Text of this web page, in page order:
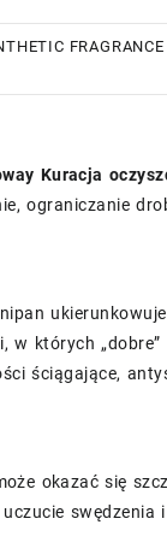
Kuracja
ograniczanie
ukierunkowuje
w których „dobre”
ściągające,
okazać się
swędzenia